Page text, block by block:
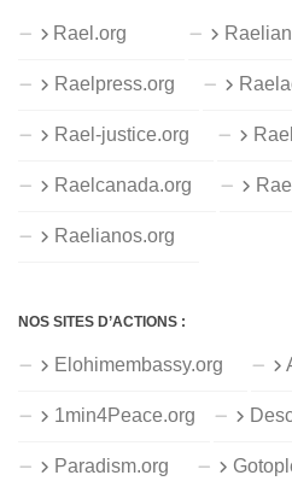
Rael.org
Raelpress.org
Rael-justice.org
Raelcanada.org
Raelianos.org
NOS SITES D’ACTIONS :
Elohimembassy.org
1min4Peace.org
Paradism.org